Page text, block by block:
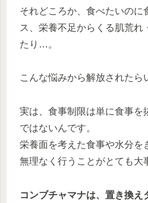
それどころか、食べたいのに
ス、栄養不足からくる肌荒れ
たり…。
こんな悩みから解放されたら
実は、食事制限は単に食事を
ではないんです。
栄養面を考えた食事や水分を
無理なく行うことがとても大
コンブチャマナは、置き換え